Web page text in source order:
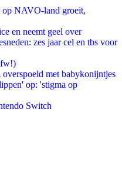
op NAVO-land groeit,
en neemt geel over
zes jaar cel en tbs voor
met babykonijntjes
op: 'stigma op
Switch